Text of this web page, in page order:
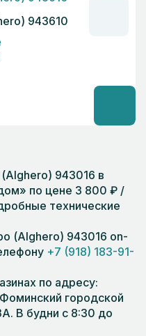
943610
943016 в
по цене 3 800 ₽ /
технические
(Alghero) 943016 on-
+7 (918) 183-91-
по адресу:
городской
В будни с 8:30 до